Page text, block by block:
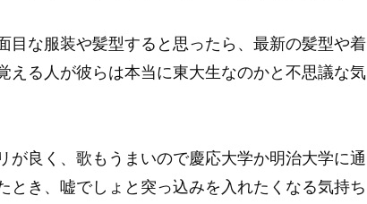
目な服装や髪型すると思ったら、最新の髪型や着
える人が彼らは本当に東大生なのかと不思議な気
良く、歌もうまいので慶応大学か明治大学に通
とき、嘘でしょと突っ込みを入れたくなる気持ち